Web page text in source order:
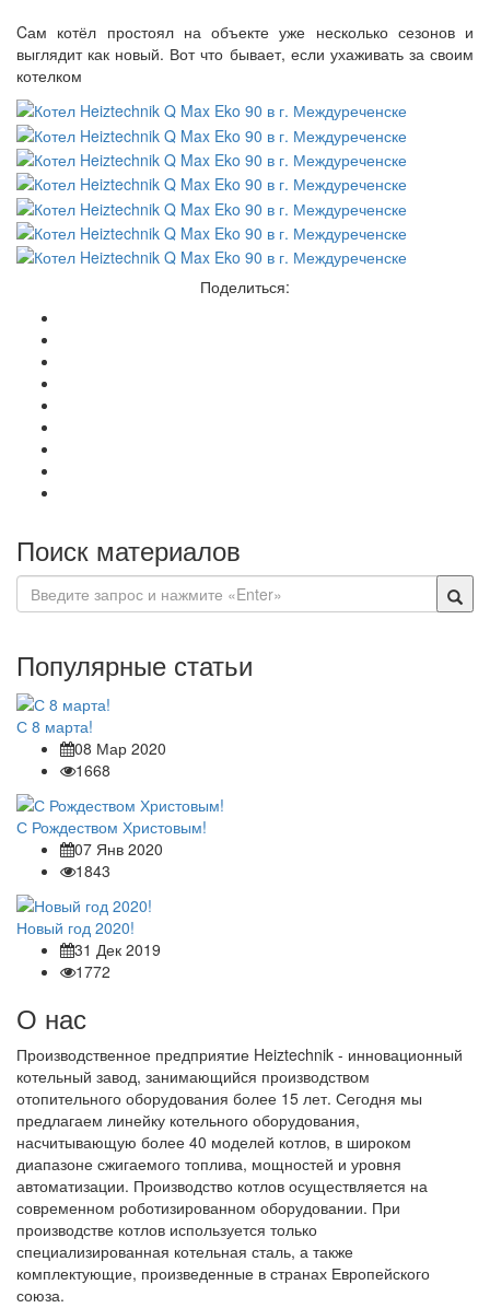
Cам котёл простоял на объекте уже несколько сезонов и
выглядит как новый. Вот что бывает, если ухаживать за своим
котелком
Поделиться:
Поиск материалов
Популярные статьи
С 8 марта!
08 Мар 2020
1668
С Рождеством Христовым!
07 Янв 2020
1843
Новый год 2020!
31 Дек 2019
1772
О нас
Производственное предприятие Heiztechnik - инновационный
котельный завод, занимающийся производством
отопительного оборудования более 15 лет. Сегодня мы
предлагаем линейку котельного оборудования,
насчитывающую более 40 моделей котлов, в широком
диапазоне сжигаемого топлива, мощностей и уровня
автоматизации. Производство котлов осуществляется на
современном роботизированном оборудовании. При
производстве котлов используется только
специализированная котельная сталь, а также
комплектующие, произведенные в странах Европейского
союза.